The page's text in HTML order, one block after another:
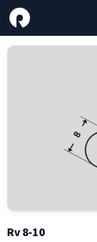
Rv 8-10